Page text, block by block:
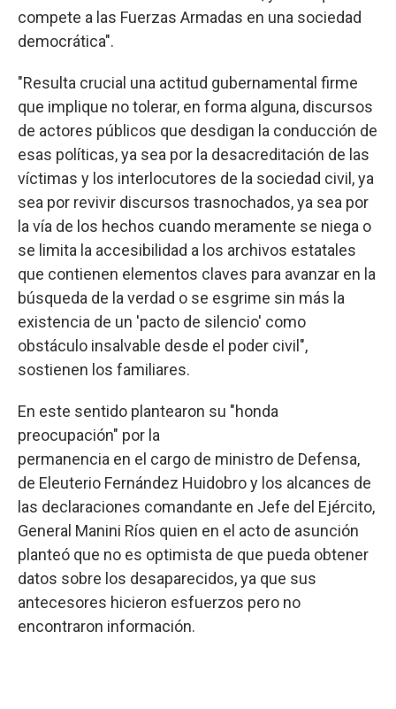
compete a las Fuerzas Armadas en una sociedad
democrática".
"Resulta crucial una actitud gubernamental firme
que implique no tolerar, en forma alguna, discursos
de actores públicos que desdigan la conducción de
esas políticas, ya sea por la desacreditación de las
víctimas y los interlocutores de la sociedad civil, ya
sea por revivir discursos trasnochados, ya sea por
la vía de los hechos cuando meramente se niega o
se limita la accesibilidad a los archivos estatales
que contienen elementos claves para avanzar en la
búsqueda de la verdad o se esgrime sin más la
existencia de un 'pacto de silencio' como
obstáculo insalvable desde el poder civil",
sostienen los familiares.
En este sentido plantearon su "honda
preocupación" por la
permanencia en el cargo de ministro de Defensa,
de Eleuterio Fernández Huidobro y los alcances de
las declaraciones comandante en Jefe del Ejército,
General Manini Ríos quien en el acto de asunción
planteó que no es optimista de que pueda obtener
datos sobre los desaparecidos, ya que sus
antecesores hicieron esfuerzos pero no
encontraron información.